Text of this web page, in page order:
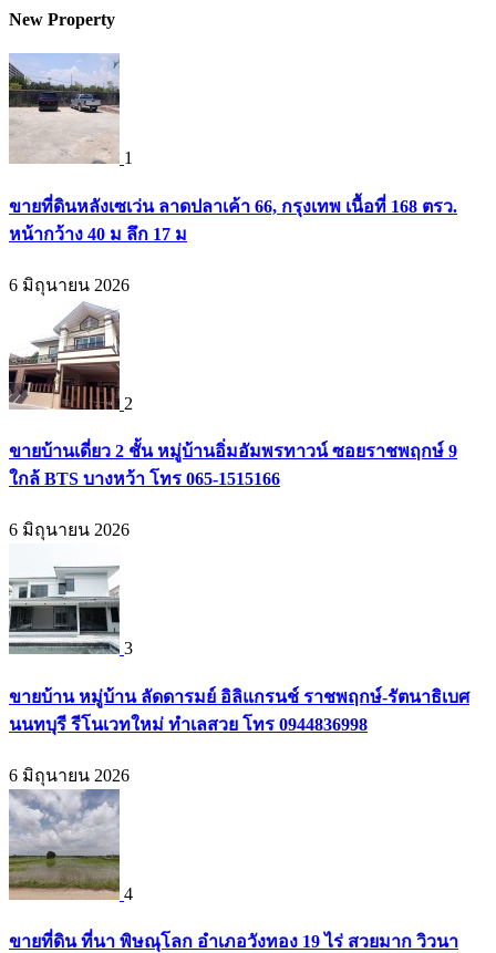
New Property
1
ขายที่ดินหลังเซเว่น ลาดปลาเค้า 66, กรุงเทพ เนื้อที่ 168 ตรว.
หน้ากว้าง 40 ม ลึก 17 ม
6 มิถุนายน 2026
2
ขายบ้านเดี่ยว 2 ชั้น หมู่บ้านอิ่มอัมพรทาวน์ ซอยราชพฤกษ์ 9
ใกล้ BTS บางหว้า โทร 065-1515166
6 มิถุนายน 2026
3
ขายบ้าน หมู่บ้าน ลัดดารมย์ อิลิแกรนช์ ราชพฤกษ์-รัตนาธิเบศ
นนทบุรี รีโนเวทใหม่ ทำเลสวย โทร 0944836998
6 มิถุนายน 2026
4
ขายที่ดิน ที่นา พิษณุโลก อำเภอวังทอง 19 ไร่ สวยมาก วิวนา